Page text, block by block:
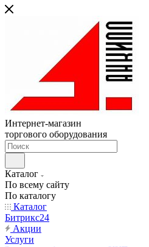
Интернет-магазин
торгового оборудования
Каталог
По всему сайту
По каталогу
Каталог
Битрикс24
Акции
Услуги